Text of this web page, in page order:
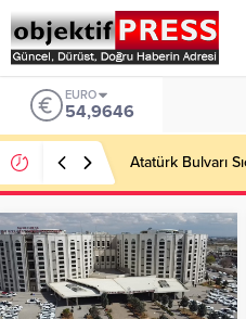
EURO
54,9646
Atatürk Bulvarı